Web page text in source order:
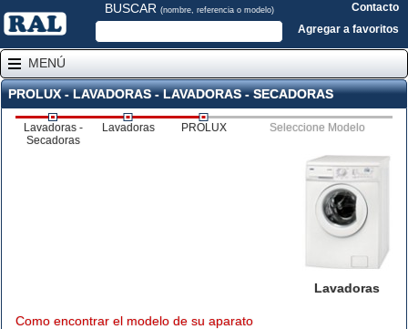
BUSCAR (nombre, referencia o modelo)
Contacto
Agregar a favoritos
MENÚ
PROLUX - LAVADORAS - LAVADORAS - SECADORAS
Lavadoras -
Secadoras
Lavadoras PROLUX Seleccione Modelo
Lavadoras
Como encontrar el modelo de su aparato